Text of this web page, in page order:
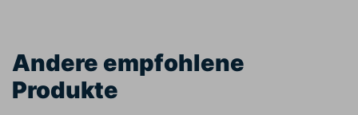
Andere empfohlene
Produkte